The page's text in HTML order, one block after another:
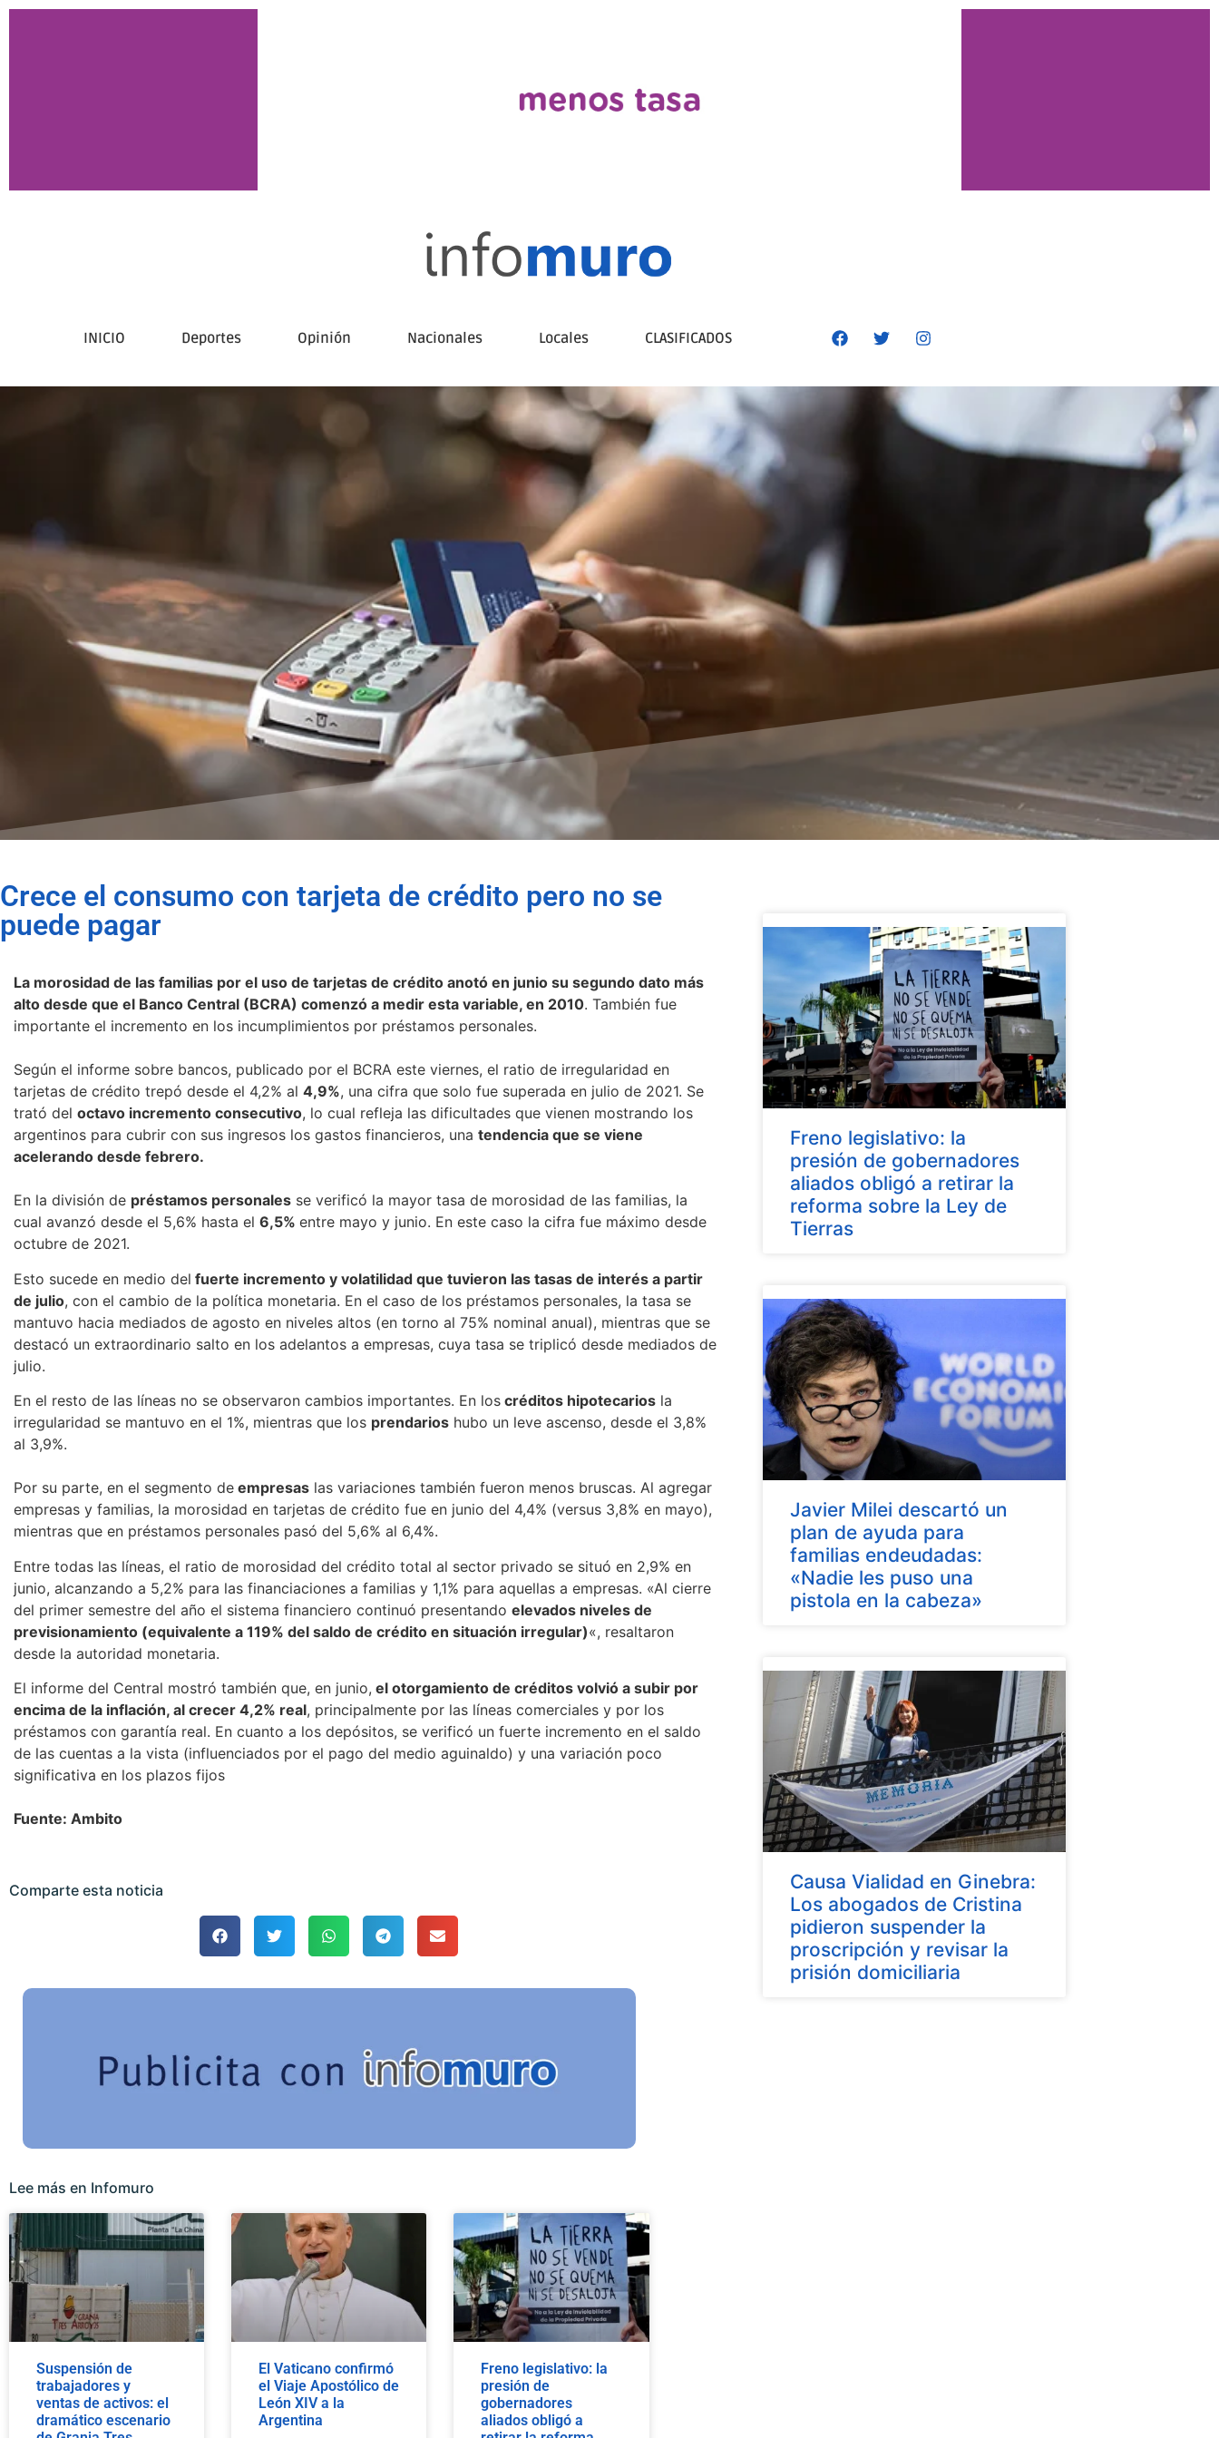
INICIO Deportes Opinión Nacionales Locales CLASIFICADOS
Crece el consumo con tarjeta de crédito pero no se
puede pagar
La morosidad de las familias por el uso de tarjetas de crédito anotó en junio su segundo dato más
alto desde que el Banco Central (BCRA) comenzó a medir esta variable, en 2010. También fue
importante el incremento en los incumplimientos por préstamos personales.
Según el informe sobre bancos, publicado por el BCRA este viernes, el ratio de irregularidad en
tarjetas de crédito trepó desde el 4,2% al 4,9%, una cifra que solo fue superada en julio de 2021. Se
trató del octavo incremento consecutivo, lo cual refleja las dificultades que vienen mostrando los
argentinos para cubrir con sus ingresos los gastos financieros, una tendencia que se viene
acelerando desde febrero.
En la división de préstamos personales se verificó la mayor tasa de morosidad de las familias, la
cual avanzó desde el 5,6% hasta el 6,5% entre mayo y junio. En este caso la cifra fue máximo desde
octubre de 2021.
Esto sucede en medio del fuerte incremento y volatilidad que tuvieron las tasas de interés a partir
de julio, con el cambio de la política monetaria. En el caso de los préstamos personales, la tasa se
mantuvo hacia mediados de agosto en niveles altos (en torno al 75% nominal anual), mientras que se
destacó un extraordinario salto en los adelantos a empresas, cuya tasa se triplicó desde mediados de
julio.
En el resto de las líneas no se observaron cambios importantes. En los créditos hipotecarios la
irregularidad se mantuvo en el 1%, mientras que los prendarios hubo un leve ascenso, desde el 3,8%
al 3,9%.
Por su parte, en el segmento de empresas las variaciones también fueron menos bruscas. Al agregar
empresas y familias, la morosidad en tarjetas de crédito fue en junio del 4,4% (versus 3,8% en mayo),
mientras que en préstamos personales pasó del 5,6% al 6,4%.
Entre todas las líneas, el ratio de morosidad del crédito total al sector privado se situó en 2,9% en
junio, alcanzando a 5,2% para las financiaciones a familias y 1,1% para aquellas a empresas. «Al cierre
del primer semestre del año el sistema financiero continuó presentando elevados niveles de
previsionamiento (equivalente a 119% del saldo de crédito en situación irregular)«, resaltaron
desde la autoridad monetaria.
El informe del Central mostró también que, en junio, el otorgamiento de créditos volvió a subir por
encima de la inflación, al crecer 4,2% real, principalmente por las líneas comerciales y por los
préstamos con garantía real. En cuanto a los depósitos, se verificó un fuerte incremento en el saldo
de las cuentas a la vista (influenciados por el pago del medio aguinaldo) y una variación poco
significativa en los plazos fijos
Fuente: Ambito
Comparte esta noticia
Lee más en Infomuro
Suspensión de
trabajadores y
ventas de activos: el
dramático escenario
El Vaticano confirmó
el Viaje Apostólico de
León XIV a la
Argentina
Freno legislativo: la
presión de
gobernadores
aliados obligó a
Freno legislativo: la
presión de gobernadores
aliados obligó a retirar la
reforma sobre la Ley de
Tierras
Javier Milei descartó un
plan de ayuda para
familias endeudadas:
«Nadie les puso una
pistola en la cabeza»
Causa Vialidad en Ginebra:
Los abogados de Cristina
pidieron suspender la
proscripción y revisar la
prisión domiciliaria